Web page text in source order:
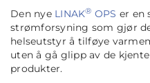
Den nye LINAK® OPS er en
strømforsyning som gjør
helseutstyr å tilføye
uten å gå glipp av de
produkter.